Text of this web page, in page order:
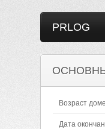
PRLOG
Возраст
Дата